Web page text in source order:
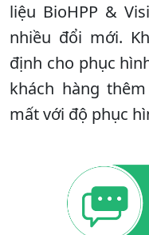
liệu BioHPP &
nhiều đổi mới.
định cho phục
khách hàng
mất với độ phục